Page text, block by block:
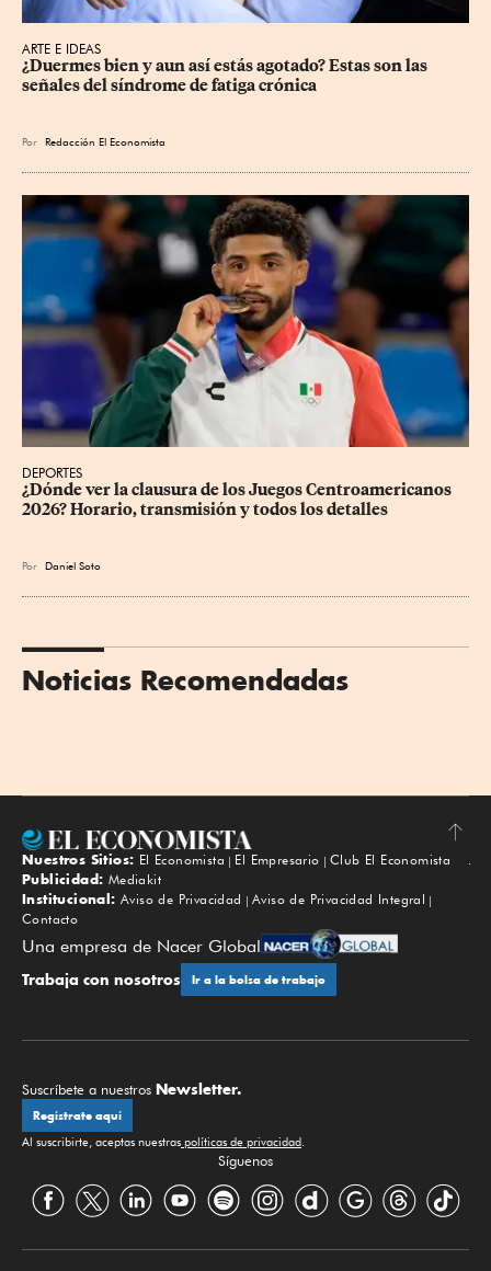
ARTE E IDEAS
¿Duermes bien y aun así estás agotado? Estas son las
señales del síndrome de fatiga crónica
Por Redacción El Economista
DEPORTES
¿Dónde ver la clausura de los Juegos Centroamericanos
2026? Horario, transmisión y todos los detalles
Por Daniel Soto
Noticias Recomendadas
Subir
Nuestros Sitios: El Economista El Empresario
Club El Economista
Publicidad: Mediakit
Institucional: Aviso de Privacidad
Aviso de Privacidad Integral
Contacto
Una empresa de Nacer Global
Trabaja con nosotros Ir a la bolsa de trabajo
Suscríbete a nuestros Newsletter.
Regístrate aquí
Al suscribirte, aceptas nuestras políticas de privacidad.
Síguenos